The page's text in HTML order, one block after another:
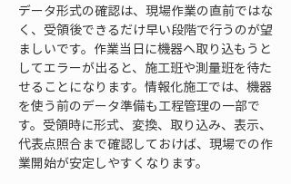
データ形式の確認は、現場作業の直前ではな
く、受領後できるだけ早い段階で行うのが望
ましいです。作業当日に機器へ取り込もうと
してエラーが出ると、施工班や測量班を待た
せることになります。情報化施工では、機器
を使う前のデータ準備も工程管理の一部で
す。受領時に形式、変換、取り込み、表示、
代表点照合まで確認しておけば、現場での作
業開始が安定しやすくなります。